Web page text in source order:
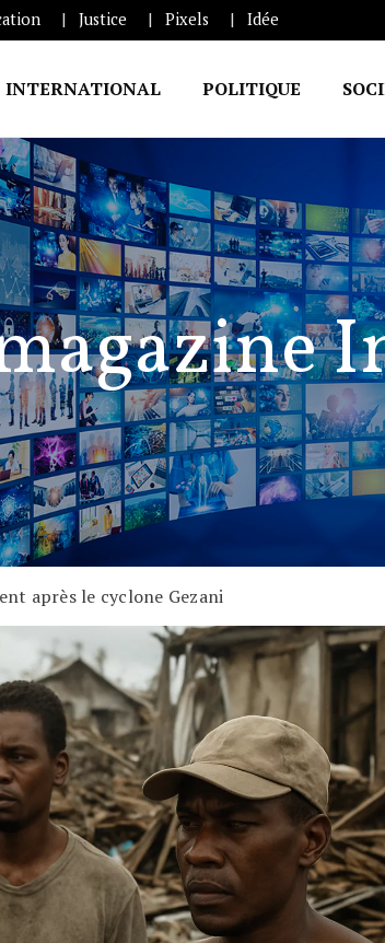
Justice Pixels Idée
INTERNATIONAL POLITIQUE
après le cyclone Gezani